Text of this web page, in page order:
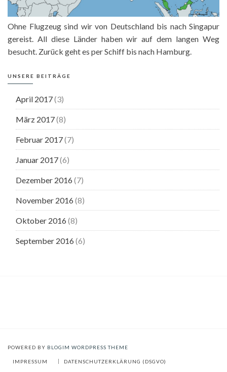
Ohne Flugzeug sind wir von Deutschland bis nach Singapur
gereist. All diese Länder haben wir auf dem langen Weg
besucht. Zurück geht es per Schiff bis nach Hamburg.
UNSERE BEITRÄGE
April 2017(3)
März 2017(8)
Februar 2017(7)
Januar 2017(6)
Dezember 2016 (7)
November 2016 (8)
Oktober 2016 (8)
September 2016 (6)
POWERED BY BLOGIM WORDPRESS THEME
IMPRESSUM DATENSCHUTZERKLÄRUNG (DSGVO)